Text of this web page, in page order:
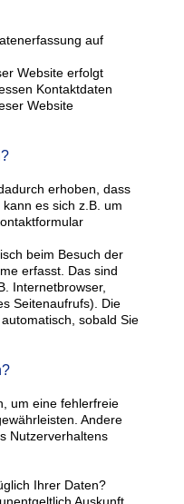
auf
Website erfolgt
Kontaktdaten
Website
erhoben, dass
es sich z.B. um
beim Besuch der
erfasst. Das sind
Internetbrowser,
Seitenaufrufs). Die
sobald Sie
um eine fehlerfreie
Andere
Nutzerverhaltens
Ihrer Daten?